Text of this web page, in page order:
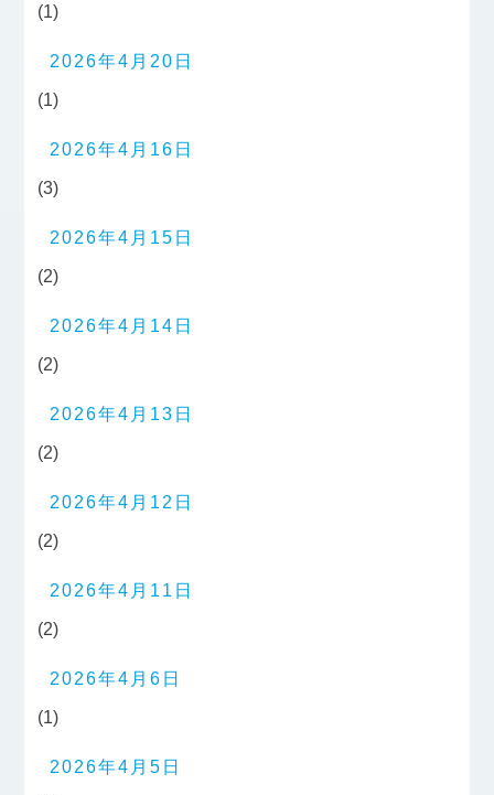
(1)
2026年4月20日
(1)
2026年4月16日
(3)
2026年4月15日
(2)
2026年4月14日
(2)
2026年4月13日
(2)
2026年4月12日
(2)
2026年4月11日
(2)
2026年4月6日
(1)
2026年4月5日